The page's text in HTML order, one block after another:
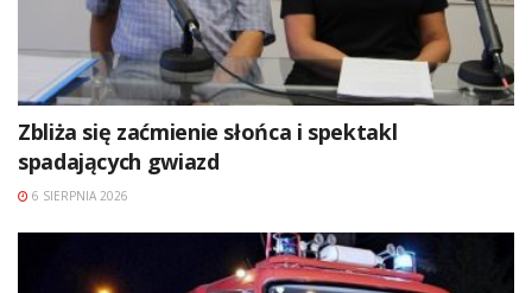
Zbliża się zaćmienie słońca i spektakl
spadających gwiazd
6 SIERPNIA 2026